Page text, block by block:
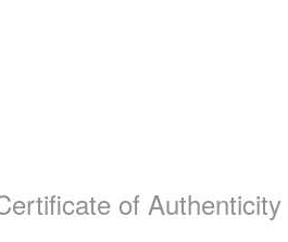
of Authenticity